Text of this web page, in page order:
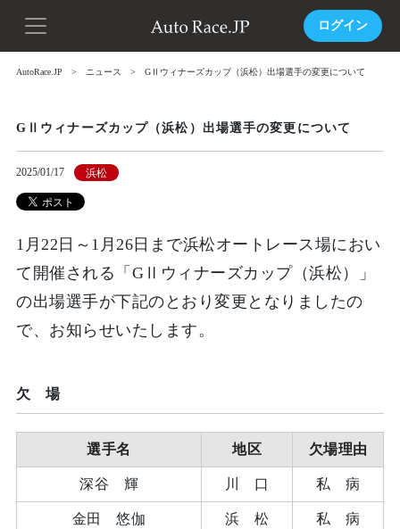
ログイン
AutoRace.JP ニュース GⅡウィナーズカップ（浜松）出場選手の変更について
GⅡウィナーズカップ（浜松）出場選手の変更について
2025/01/17 浜松
1月22日～1月26日まで浜松オートレース場におい
て開催される「GⅡウィナーズカップ（浜松）」
の出場選手が下記のとおり変更となりましたの
で、お知らせいたします。
欠 場
選手名 地区 欠場理由
深谷 輝 川 口 私 病
金田 悠伽 浜 松 私 病